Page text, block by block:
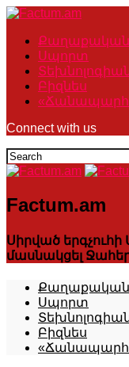
Սպորտ
Բիզնես
Connect with us
Factum.am
Սիրված երգչուհի
մասնակցել
Սպորտ
Բիզնես
«Ճանապարհ